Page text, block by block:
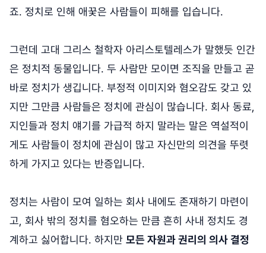
죠. 정치로 인해 애꿎은 사람들이 피해를 입습니다.
그런데 고대 그리스 철학자 아리스토텔레스가 말했듯 인간
은 정치적 동물입니다. 두 사람만 모이면 조직을 만들고 곧
바로 정치가 생깁니다. 부정적 이미지와 혐오감도 갖고 있
지만 그만큼 사람들은 정치에 관심이 많습니다. 회사 동료,
지인들과 정치 얘기를 가급적 하지 말라는 말은 역설적이
게도 사람들이 정치에 관심이 많고 자신만의 의견을 뚜렷
하게 가지고 있다는 반증입니다.
정치는 사람이 모여 일하는 회사 내에도 존재하기 마련이
고, 회사 밖의 정치를 혐오하는 만큼 흔히 사내 정치도 경
계하고 싫어합니다. 하지만 모든 자원과 권리의 의사 결정